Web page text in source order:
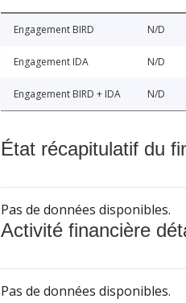
Engagement BIRD N/D
Engagement IDA N/D
Engagement BIRD + IDA N/D
État récapitulatif du
Pas de données disponibles.
Activité financière
Pas de données disponibles.